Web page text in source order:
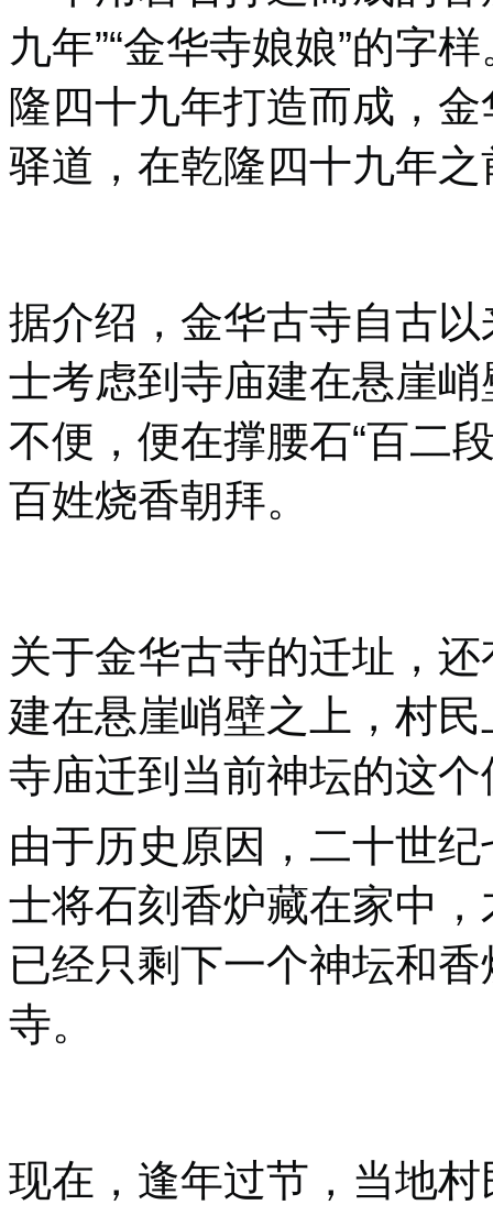
九年”“金华寺娘娘”的字
隆四十九年打造而成，
驿道，在乾隆四十九年
据介绍，金华古寺自古
士考虑到寺庙建在悬崖
不便，便在撑腰石“百二
百姓烧香朝拜。
关于金华古寺的迁址，
建在悬崖峭壁之上，村
寺庙迁到当前神坛的这个
由于历史原因，二十世
士将石刻香炉藏在家中
已经只剩下一个神坛和
寺。
现在，逢年过节，当地